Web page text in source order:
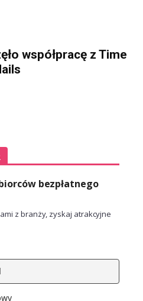
współpracę z Time
bezpłatnego
z branży, zyskaj atrakcyjne